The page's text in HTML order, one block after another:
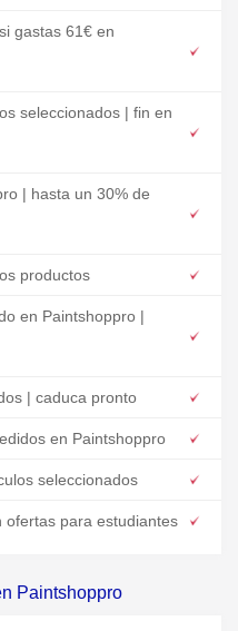
gastas 61€ en
seleccionados | fin en
| hasta un 30% de
productos
en Paintshoppro |
| caduca pronto
en Paintshoppro
seleccionados
ofertas para estudiantes
Paintshoppro